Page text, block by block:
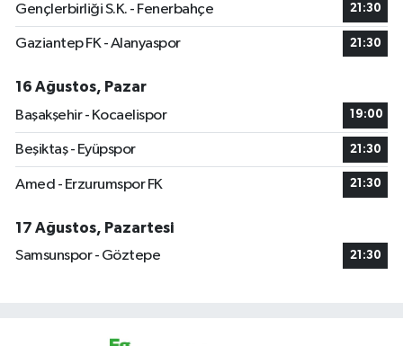
Gençlerbirliği S.K. - Fenerbahçe 21:30
Gaziantep FK - Alanyaspor 21:30
16 Ağustos, Pazar
Başakşehir - Kocaelispor
19:00
Beşiktaş - Eyüpspor 21:30
Amed - Erzurumspor FK 21:30
17 Ağustos, Pazartesi
Samsunspor - Göztepe
21:30